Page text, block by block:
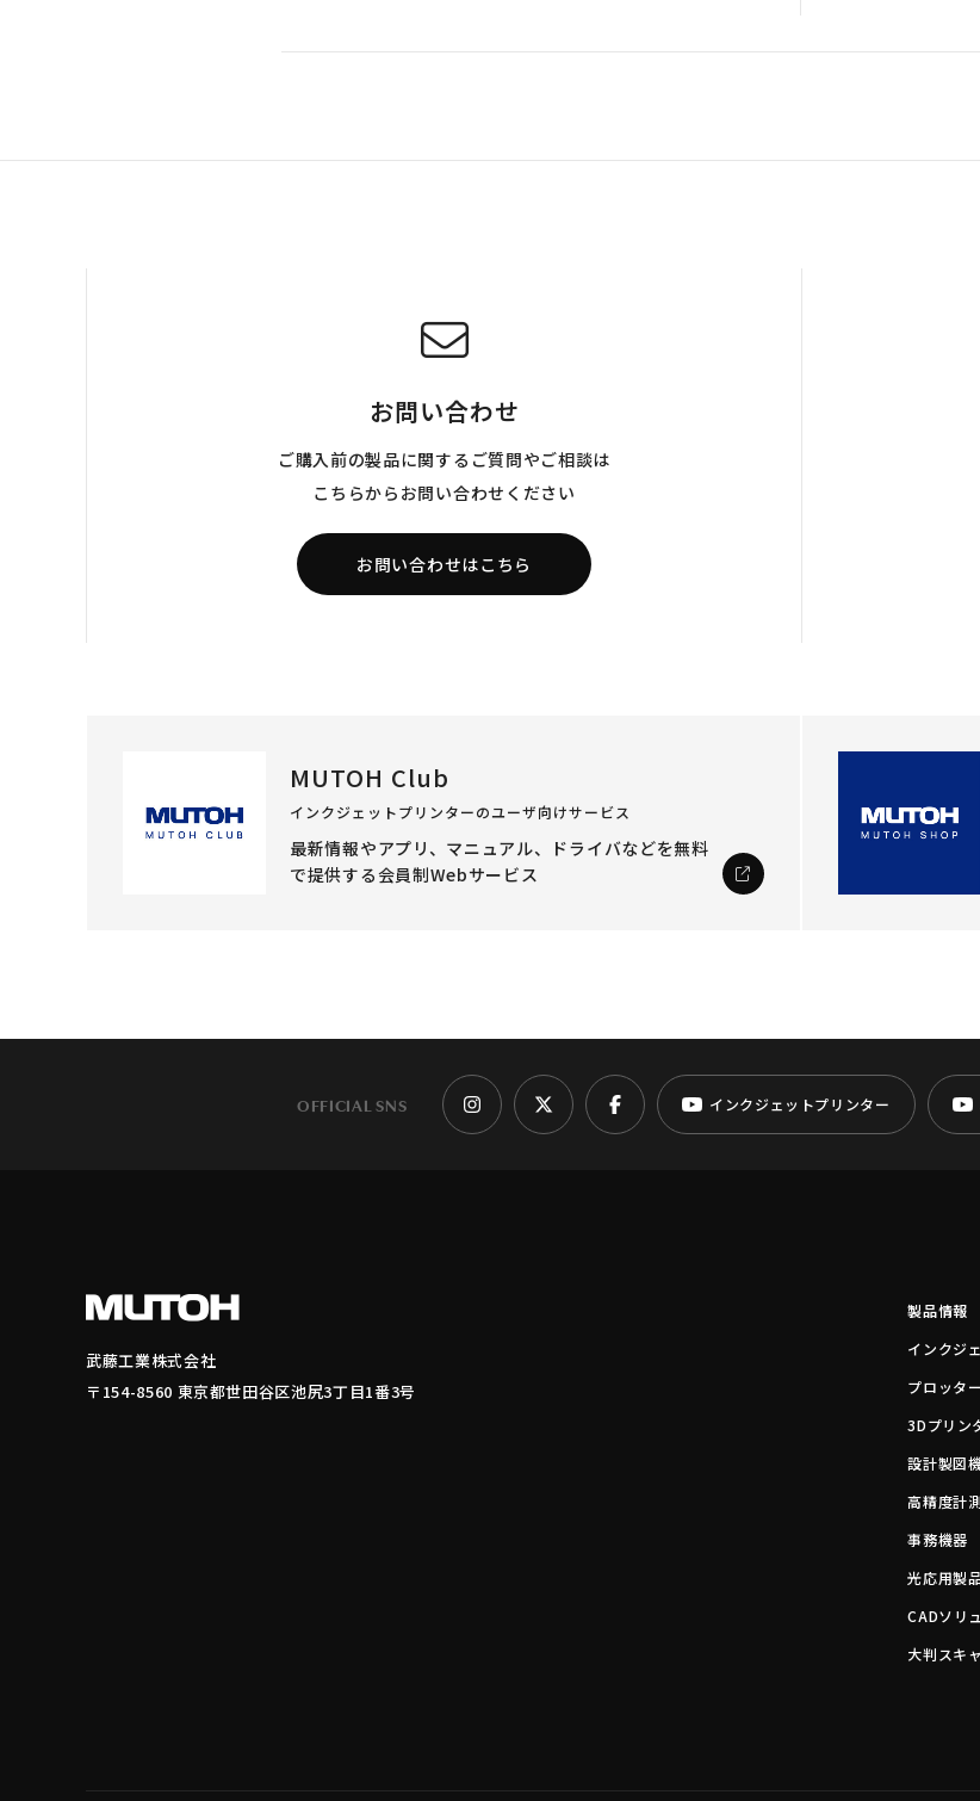
お問い合わせ
ご購入前の製品に関するご質問やご相談は
こちらからお問い合わせください
お問い合わせはこちら
MUTOH Club
インクジェットプリンターのユーザ向けサービス
最新情報やアプリ、マニュアル、ドライバなどを無料
で提供する会員制Webサービス
OFFICIAL SNS インクジェットプリンター
武藤工業株式会社
〒154-8560 東京都世田谷区池尻3丁目1番3号
製品情報
インクジ
プロッター
3Dプリン
設計製図
高精度計
事務機器
光応用製
CADソリ
大判スキ